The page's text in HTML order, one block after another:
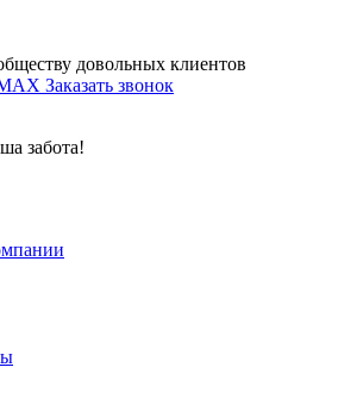
довольных клиентов
Заказать звонок
забота!